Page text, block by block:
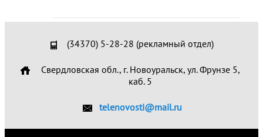
(34370) 5-28-28 (рекламный отдел)
Свердловская обл., г. Новоуральск, ул. Фрунзе 5,
каб. 5
telenovosti@mail.ru